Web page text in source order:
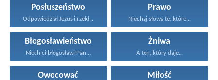
Posłuszeństwo
Odpowiedział Jezus i rzekł...
Prawo
Niechaj słowa te, które...
Błogosławieństwo
Niech ci błogosławi Pan...
Żniwa
A ten, który daje...
Owocować Miłość